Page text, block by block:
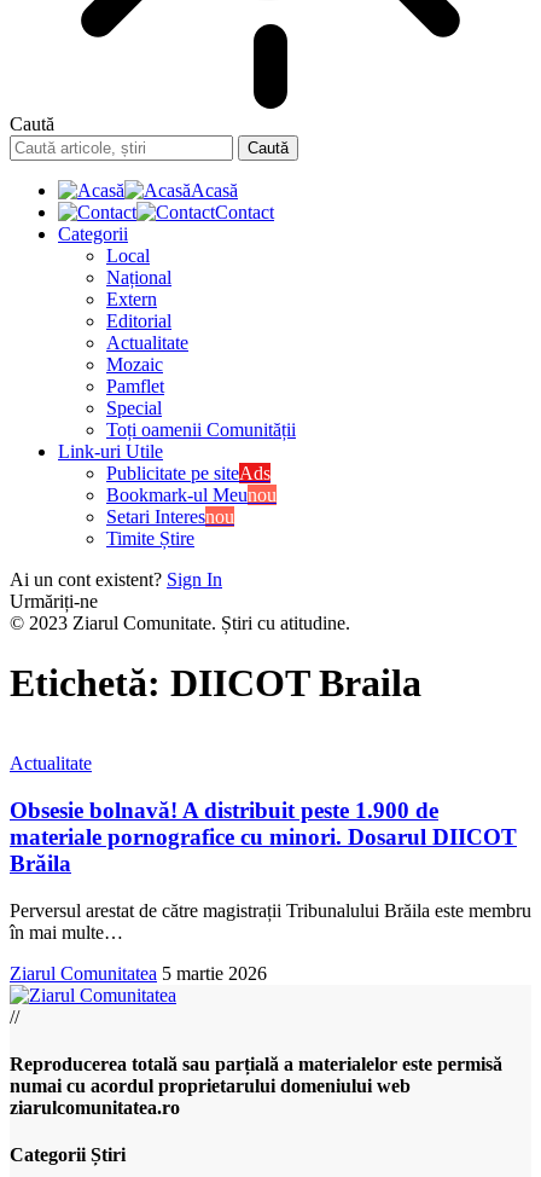
Caută
Acasă
Contact
Categorii
Local
Național
Extern
Editorial
Actualitate
Mozaic
Pamflet
Special
Toți oamenii Comunității
Link-uri Utile
Publicitate pe siteAds
Bookmark-ul Meunou
Setari Interesnou
Timite Știre
Ai un cont existent? Sign In
Urmăriți-ne
© 2023 Ziarul Comunitate. Știri cu atitudine.
Etichetă: DIICOT Braila
Actualitate
Obsesie bolnavă! A distribuit peste 1.900 de
materiale pornografice cu minori. Dosarul DIICOT
Brăila
Perversul arestat de către magistrații Tribunalului Brăila este membru
în mai multe…
Ziarul Comunitatea 5 martie 2026
//
Reproducerea totală sau parțială a materialelor este permisă
numai cu acordul proprietarului domeniului web
ziarulcomunitatea.ro
Categorii Știri